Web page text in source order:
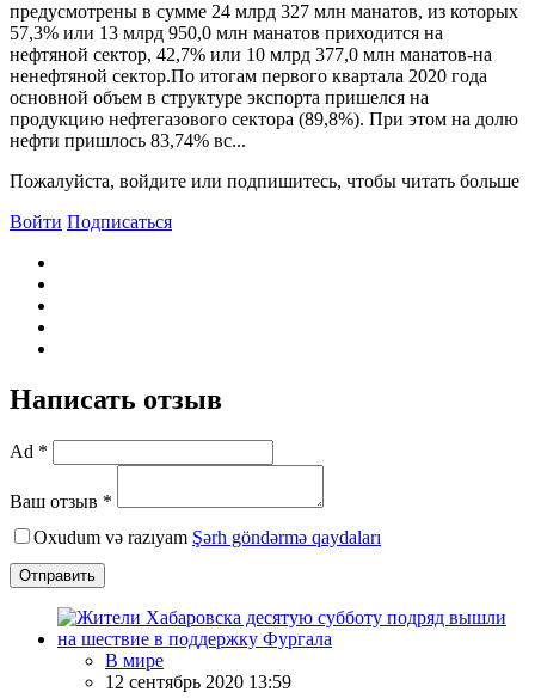
предусмотрены в сумме 24 млрд 327 млн манатов, из которых
57,3% или 13 млрд 950,0 млн манатов приходится на
нефтяной сектор, 42,7% или 10 млрд 377,0 млн манатов-на
ненефтяной сектор.По итогам первого квартала 2020 года
основной объем в структуре экспорта пришелся на
продукцию нефтегазового сектора (89,8%). При этом на долю
нефти пришлось 83,74% вс...
Пожалуйста, войдите или подпишитесь, чтобы читать больше
Войти Подписаться
Написать отзыв
Ad *
Ваш отзыв *
Oxudum və razıyam Şərh göndərmə qaydaları
Отправить
В мире
12 сентябрь 2020 13:59